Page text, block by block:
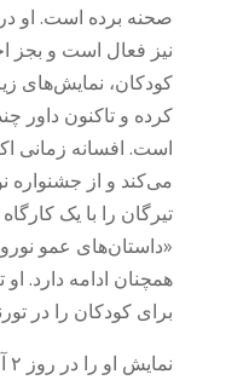
صحنه برده است. او
نیز فعال است و بجز
کودکان، نمایش‌های
کرده و تاکنون داور
است. افسانه زمانی
تیرگان را با یک
«داستان‌های عمو
همچنان ادامه دارد.
برای کودکان را در
-
-